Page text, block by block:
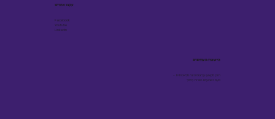
עקבו אחרינו
Facebook
Youtube
Linkedin
הישארו מעודכנים
תוכן מקצועי על גיוס ובינה מלאכותית -
פעם בשבועיים, ישירות למייל